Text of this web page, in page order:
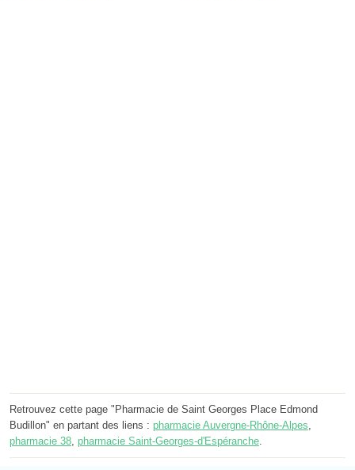
Retrouvez cette page "Pharmacie de Saint Georges Place Edmond
Budillon" en partant des liens : pharmacie Auvergne-Rhône-Alpes,
pharmacie 38, pharmacie Saint-Georges-d'Espéranche.